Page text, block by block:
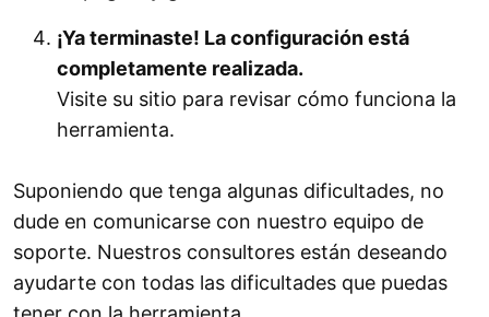
¡Ya terminaste! La configuración está
completamente realizada.
Visite su sitio para revisar cómo funciona la
herramienta.
Suponiendo que tenga algunas dificultades, no
dude en comunicarse con nuestro equipo de
soporte. Nuestros consultores están deseando
ayudarte con todas las dificultades que puedas